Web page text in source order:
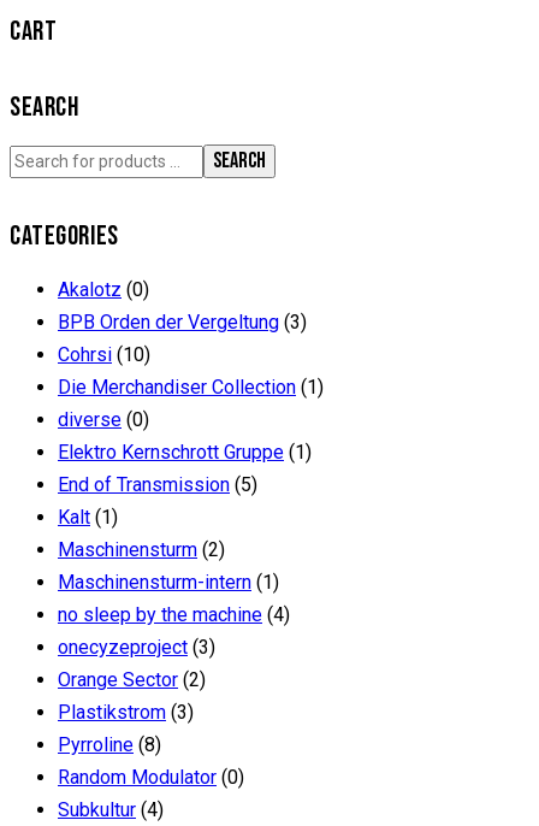
CART
SEARCH
SEARCH
CATEGORIES
Akalotz (0)
BPB Orden der Vergeltung (3)
Cohrsi (10)
Die Merchandiser Collection (1)
diverse (0)
Elektro Kernschrott Gruppe (1)
End of Transmission (5)
Kalt (1)
Maschinensturm (2)
Maschinensturm-intern (1)
no sleep by the machine (4)
onecyzeproject (3)
Orange Sector (2)
Plastikstrom (3)
Pyrroline (8)
Random Modulator (0)
Subkultur (4)